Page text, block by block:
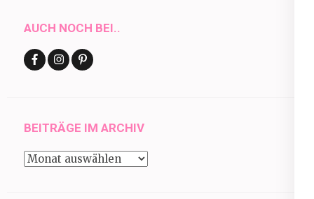
AUCH NOCH BEI..
BEITRÄGE IM ARCHIV
Beiträge